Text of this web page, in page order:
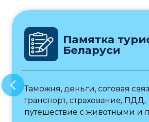
Памятка
Беларуси
Таможня, деньги, сотовая
транспорт, страхование, ПДД,
путешествие с животными и